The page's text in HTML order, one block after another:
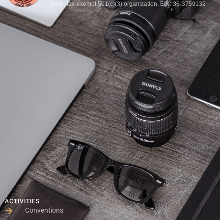
profit, tax-exempt 501(c)(3) organization. EIN: 36-3759132
ACTIVITIES
Conventions